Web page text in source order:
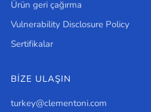
Ürün geri çağırma
Vulnerability Disclosure Policy
Sertifikalar
BİZE ULAŞIN
turkey@clementoni.com